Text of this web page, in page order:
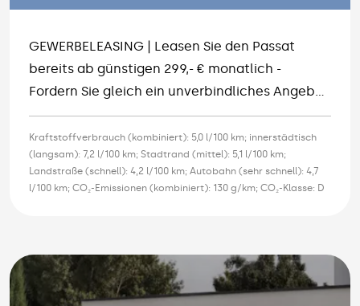
GEWERBELEASING | Leasen Sie den Passat
bereits ab günstigen 299,- € monatlich -
Fordern Sie gleich ein unverbindliches Angebot
an.
Kraftstoffverbrauch (kombiniert): 5,0 l/100 km; innerstädtisch
(langsam): 7,2 l/100 km; Stadtrand (mittel): 5,1 l/100 km;
Landstraße (schnell): 4,2 l/100 km; Autobahn (sehr schnell): 4,7
l/100 km; CO₂-Emissionen (kombiniert): 130 g/km; CO₂-Klasse: D